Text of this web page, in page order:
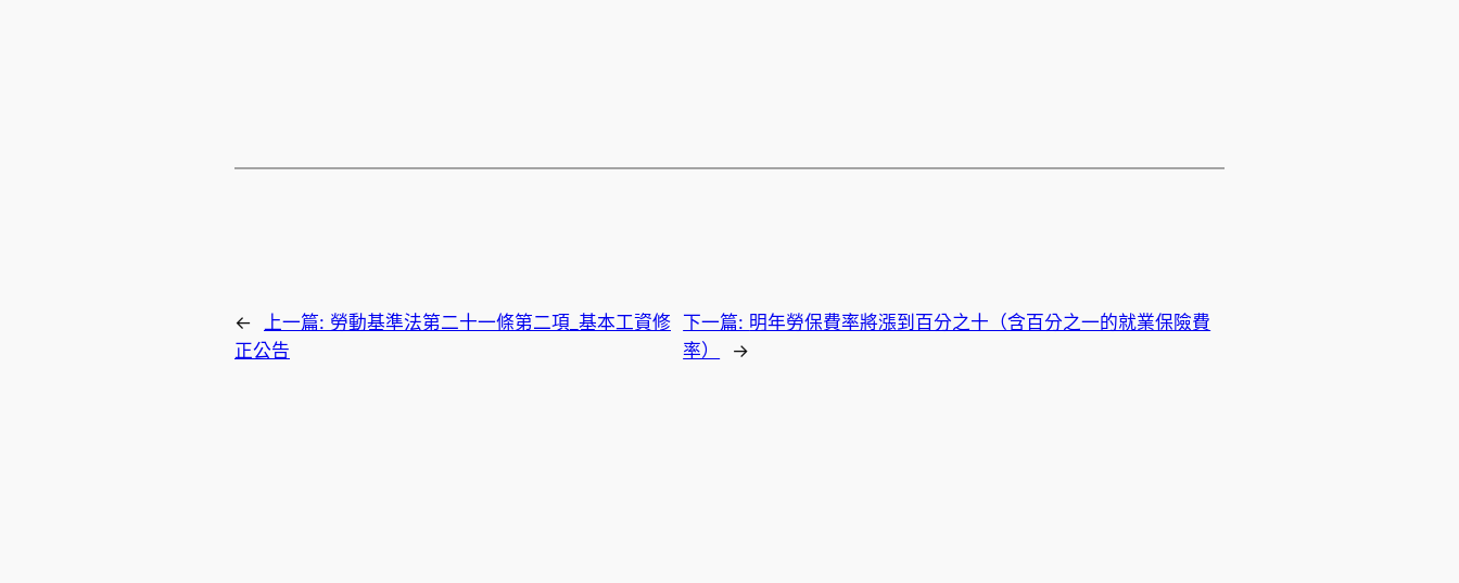
← 上一篇: 勞動基​準法第二十一條第二項​_基本工資修
正公告
下一篇: 明年勞保費率將漲到百分之十（含百分之一的就業保險費
率）
→